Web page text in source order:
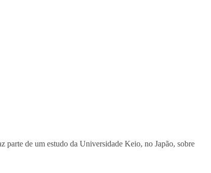
de um estudo da Universidade Keio, no Japão, sobre